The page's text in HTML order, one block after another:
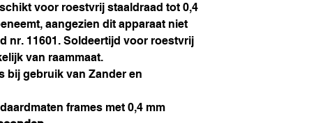
voor roestvrij staaldraad tot 0,4
aangezien dit apparaat niet
nr. 11601. Soldeertijd voor roestvrij
van raammaat.
bij gebruik van Zander en
frames met 0,4 mm